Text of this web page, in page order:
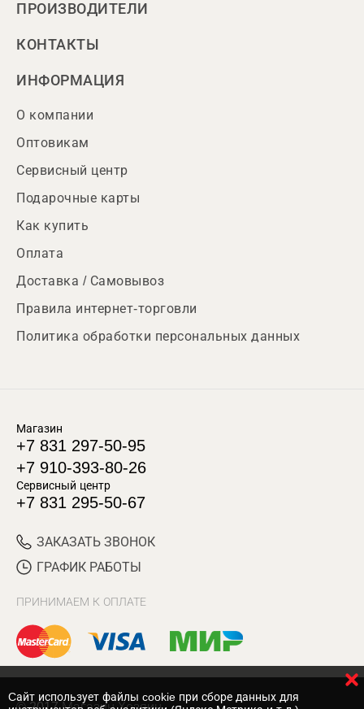
ПРОИЗВОДИТЕЛИ
КОНТАКТЫ
ИНФОРМАЦИЯ
О компании
Оптовикам
Сервисный центр
Подарочные карты
Как купить
Оплата
Доставка / Самовывоз
Правила интернет-торговли
Политика обработки персональных данных
Магазин
+7 831 297-50-95
+7 910-393-80-26
Сервисный центр
+7 831 295-50-67
ЗАКАЗАТЬ ЗВОНОК
ГРАФИК РАБОТЫ
ПРИНИМАЕМ К ОПЛАТЕ
Cайт использует файлы cookie при сборе данных для